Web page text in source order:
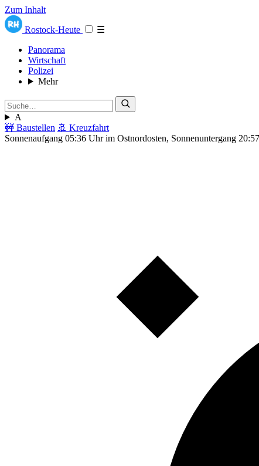
Zum Inhalt
Rostock-Heute
☰
Panorama
Wirtschaft
Polizei
Mehr
A
🚧 Baustellen 🚢 Kreuzfahrt
Sonnenaufgang 05:36 Uhr im Ostnordosten, Sonnenuntergang